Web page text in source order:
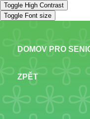
Toggle High Contrast
Toggle Font size
DOMOV PRO
ZPĚT